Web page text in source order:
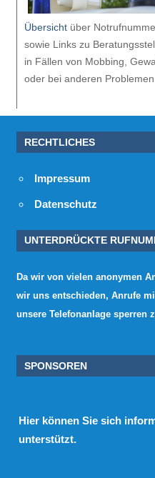
Übersichtüber
sowie Links zu
in Fällen von Mobbing,
oder bei anderen
RECHTLICHES
Impressum
Datenschutz
UNTERDRÜCKTE
Da wir von vielen anonymen
wir uns entschieden, Anrufe
unsere Telefonanlage sperren
SPONSOREN
Hier können Sie sich
unterstützt.